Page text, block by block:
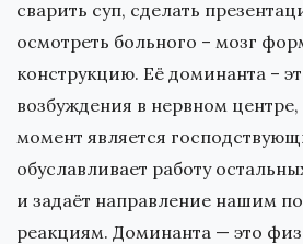
сварить суп, сделать
осмотреть больного – мозг
конструкцию. Её доминанта –
возбуждения в нервном
момент является
обуславливает работу
и задаёт направление нашим
реакциям. Доминанта — это